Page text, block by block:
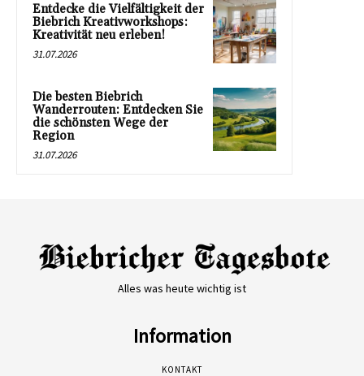
Entdecke die Vielfältigkeit der
Biebrich Kreativworkshops:
Kreativität neu erleben!
31.07.2026
Die besten Biebrich
Wanderrouten: Entdecken Sie
die schönsten Wege der
Region
31.07.2026
Alles was heute wichtig ist
Information
KONTAKT